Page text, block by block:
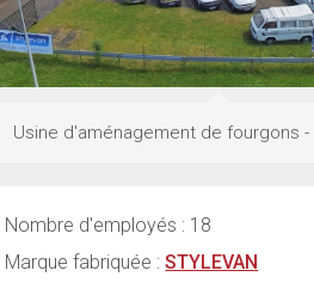
Usine d'aménagement de fourgons -
Nombre d'employés : 18
Marque fabriquée :STYLEVAN